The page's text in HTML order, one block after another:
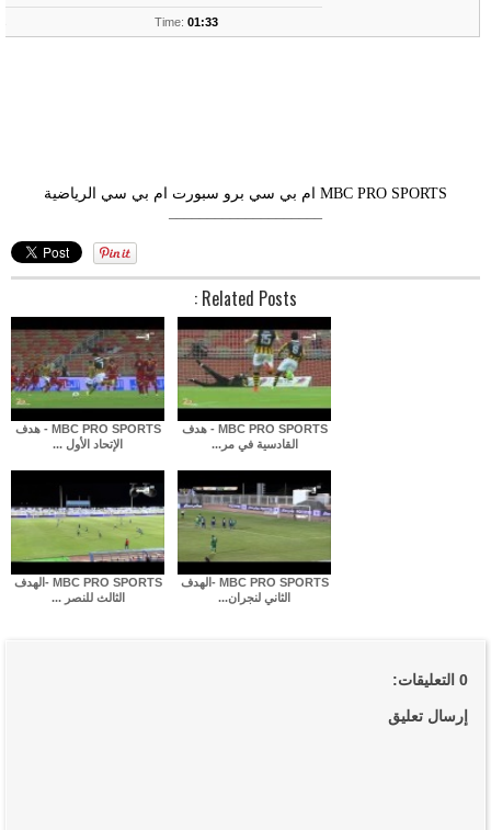
Time: 01:33
MBC PRO SPORTS ام بي سي برو سبورت ام بي سي الرياضية
––––––––––––––––––––
Related Posts :
MBC PRO SPORTS - هدف
الإتحاد الأول ...
MBC PRO SPORTS - هدف
القادسية في مر...
MBC PRO SPORTS -الهدف
الثالث للنصر ...
MBC PRO SPORTS -الهدف
الثاني لنجران...
0 التعليقات:
إرسال تعليق